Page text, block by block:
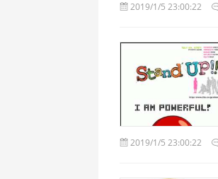
2019/1/5 23:00:22
2019/1/5 23:00:22